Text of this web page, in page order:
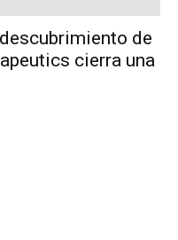
de
cierra una